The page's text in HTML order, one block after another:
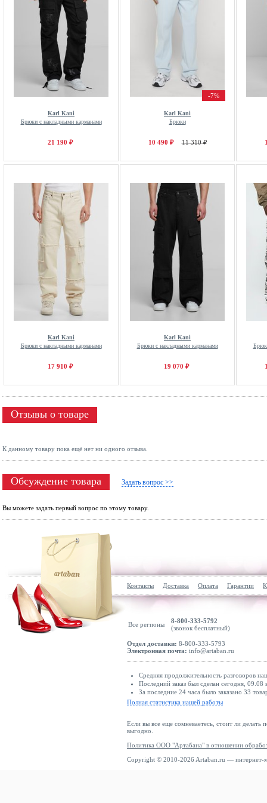
Karl Kani
Брюки с накладными карманами
21 190 ₽
-7%
Karl Kani
Брюки
10 490 ₽ 11 310 ₽
Karl Kani
Брюки с накладными карманами
17 910 ₽
Karl Kani
Брюки с накладными карманами
19 070 ₽
Отзывы о товаре
К данному товару пока ещё нет ни одного отзыва.
Обсуждение товара Задать вопрос >>
Вы можете задать первый вопрос по этому товару.
Контакты Доставка Оплата Гарантии
Все регионы
8-800-333-5792
(звонок бесплатный)
Отдел доставки: 8-800-333-5793
Электронная почта: info@artaban.ru
Средняя продолжительность разговоров
Последний заказ был сделан сегодня,
За последние 24 часа было заказано 33
Полная статистика нашей работы
Если вы все еще сомневаетесь, стоит ли делать
выгодно.
Политика ООО "Артабана" в отношении
Copyright © 2010-2026 Artaban.ru — интернет-